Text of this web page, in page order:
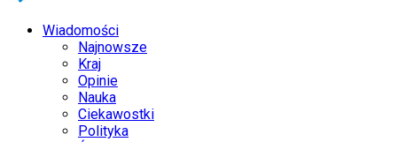
Wiadomości
Najnowsze
Kraj
Opinie
Nauka
Ciekawostki
Polityka